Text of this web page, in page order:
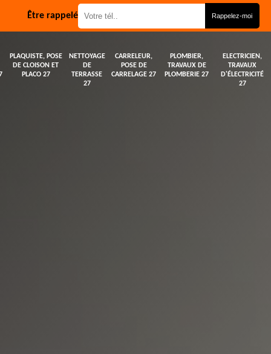
Être rappelé
PLAQUISTE, POSE
DE CLOISON ET
PLACO 27
NETTOYAGE
DE
TERRASSE
27
CARRELEUR,
POSE DE
CARRELAGE 27
PLOMBIER,
TRAVAUX DE
PLOMBERIE 27
ELECTRICIEN,
TRAVAUX
D'ÉLECTRICITÉ
27